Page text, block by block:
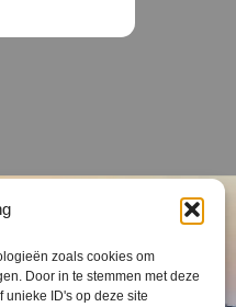
zoals cookies om
Door in te stemmen met deze
ID's op deze site